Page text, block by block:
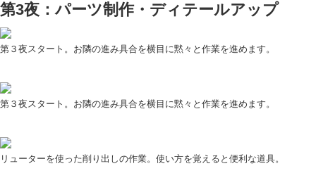
第3夜：パーツ制作・ディテールアップ
第３夜スタート。お隣の進み具合を横目に黙々と作業を進めます。
第３夜スタート。お隣の進み具合を横目に黙々と作業を進めます。
リューターを使った削り出しの作業。使い方を覚えると便利な道具。